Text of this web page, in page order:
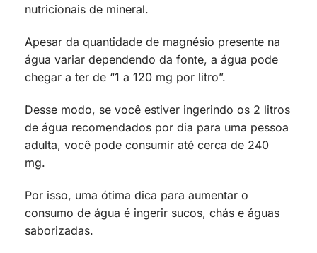
nutricionais de mineral.
Apesar da quantidade de magnésio presente na
água variar dependendo da fonte, a água pode
chegar a ter de “1 a 120 mg por litro”.
Desse modo, se você estiver ingerindo os 2 litros
de água recomendados por dia para uma pessoa
adulta, você pode consumir até cerca de 240
mg.
Por isso, uma ótima dica para aumentar o
consumo de água é ingerir sucos, chás e águas
saborizadas.